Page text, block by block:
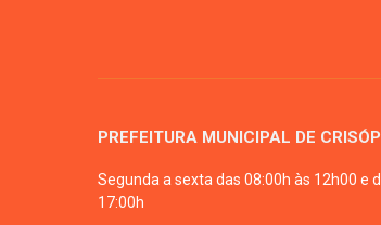
PREFEITURA MUNICIPAL DE
Segunda a sexta das 08:00h às 12h00 e
17:00h